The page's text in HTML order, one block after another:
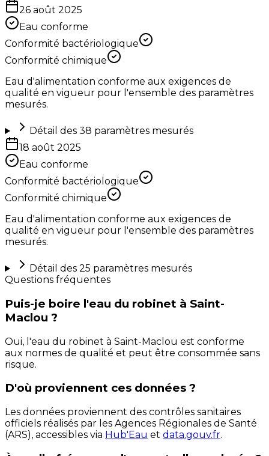
26 août 2025
Eau conforme
Conformité bactériologique
Conformité chimique
Eau d'alimentation conforme aux exigences de
qualité en vigueur pour l'ensemble des paramètres
mesurés.
Détail des 38 paramètres mesurés
18 août 2025
Eau conforme
Conformité bactériologique
Conformité chimique
Eau d'alimentation conforme aux exigences de
qualité en vigueur pour l'ensemble des paramètres
mesurés.
Détail des 25 paramètres mesurés
Questions fréquentes
Puis-je boire l'eau du robinet à Saint-
Maclou ?
Oui, l'eau du robinet à Saint-Maclou est conforme
aux normes de qualité et peut être consommée sans
risque.
D'où proviennent ces données ?
Les données proviennent des contrôles sanitaires
officiels réalisés par les Agences Régionales de Santé
(ARS), accessibles via Hub'Eau et data.gouv.fr.